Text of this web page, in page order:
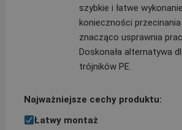
szybkie i łatwe
konieczności
znacząco usprawnia
Doskonała alternatywa
trójników PE.
Najważniejsze cechy produktu:
Łatwy montaż